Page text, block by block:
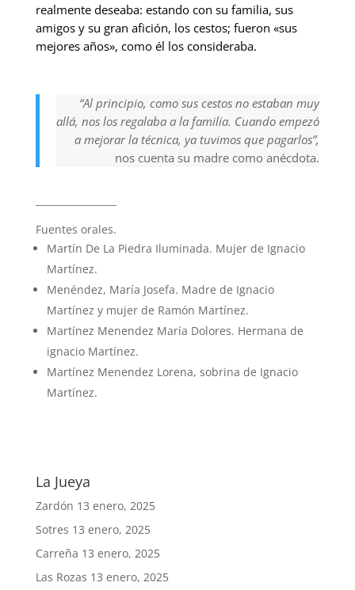
realmente deseaba: estando con su familia, sus
amigos y su gran afición, los cestos; fueron «sus
mejores años», como él los consideraba.
“Al principio, como sus cestos no estaban muy
allá, nos los regalaba a la familia. Cuando empezó
a mejorar la técnica, ya tuvimos que pagarlos”,
nos cuenta su madre como anécdota.
Fuentes orales.
Martín De La Piedra Iluminada. Mujer de Ignacio
Martínez.
Menéndez, María Josefa. Madre de Ignacio
Martínez y mujer de Ramón Martínez.
Martínez Menendez María Dolores. Hermana de
ignacio Martínez.
Martínez Menendez Lorena, sobrina de Ignacio
Martínez.
La Jueya
Zardón 13 enero, 2025
Sotres 13 enero, 2025
Carreña 13 enero, 2025
Las Rozas 13 enero, 2025